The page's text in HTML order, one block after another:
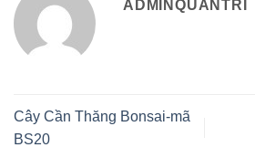
ADMINQUANTRI
Cây Cần Thăng Bonsai-mã
BS20